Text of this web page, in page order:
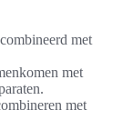
met
met
met